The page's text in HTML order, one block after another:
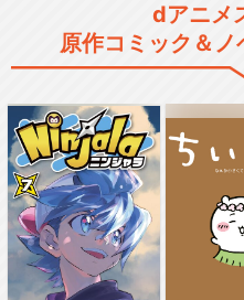
dアニメ
原作コミック＆ノ